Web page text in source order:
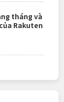
tháng và
Rakuten